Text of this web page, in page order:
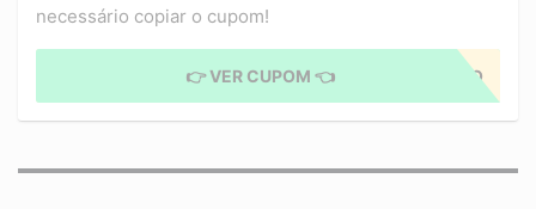
necessário copiar o cupom!
CUPOM APLICADO
👉 VER CUPOM 👈